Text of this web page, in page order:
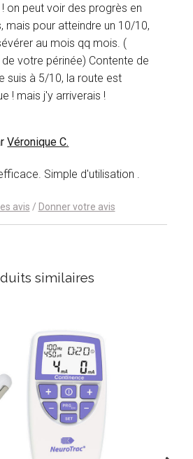
on peut voir des progrès en
mais pour atteindre un 10/10,
au mois qq mois. (
votre périnée) Contente de
suis à 5/10, la route est
! mais j'y arriverais !
Véronique C.
Simple d'utilisation .
avis / Donner votre avis
similaires